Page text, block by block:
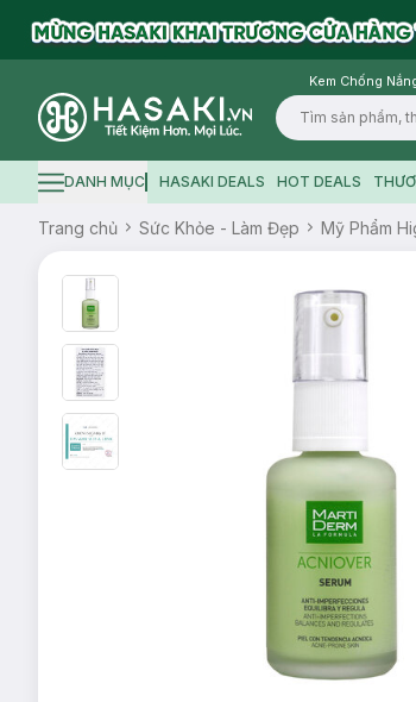
Kem Chống
Logo
Hamburger icon
DANH MỤC HASAKI DEALS HOT DEALS
Trang chủ Sức Khỏe - Làm Đẹp Mỹ Phẩm